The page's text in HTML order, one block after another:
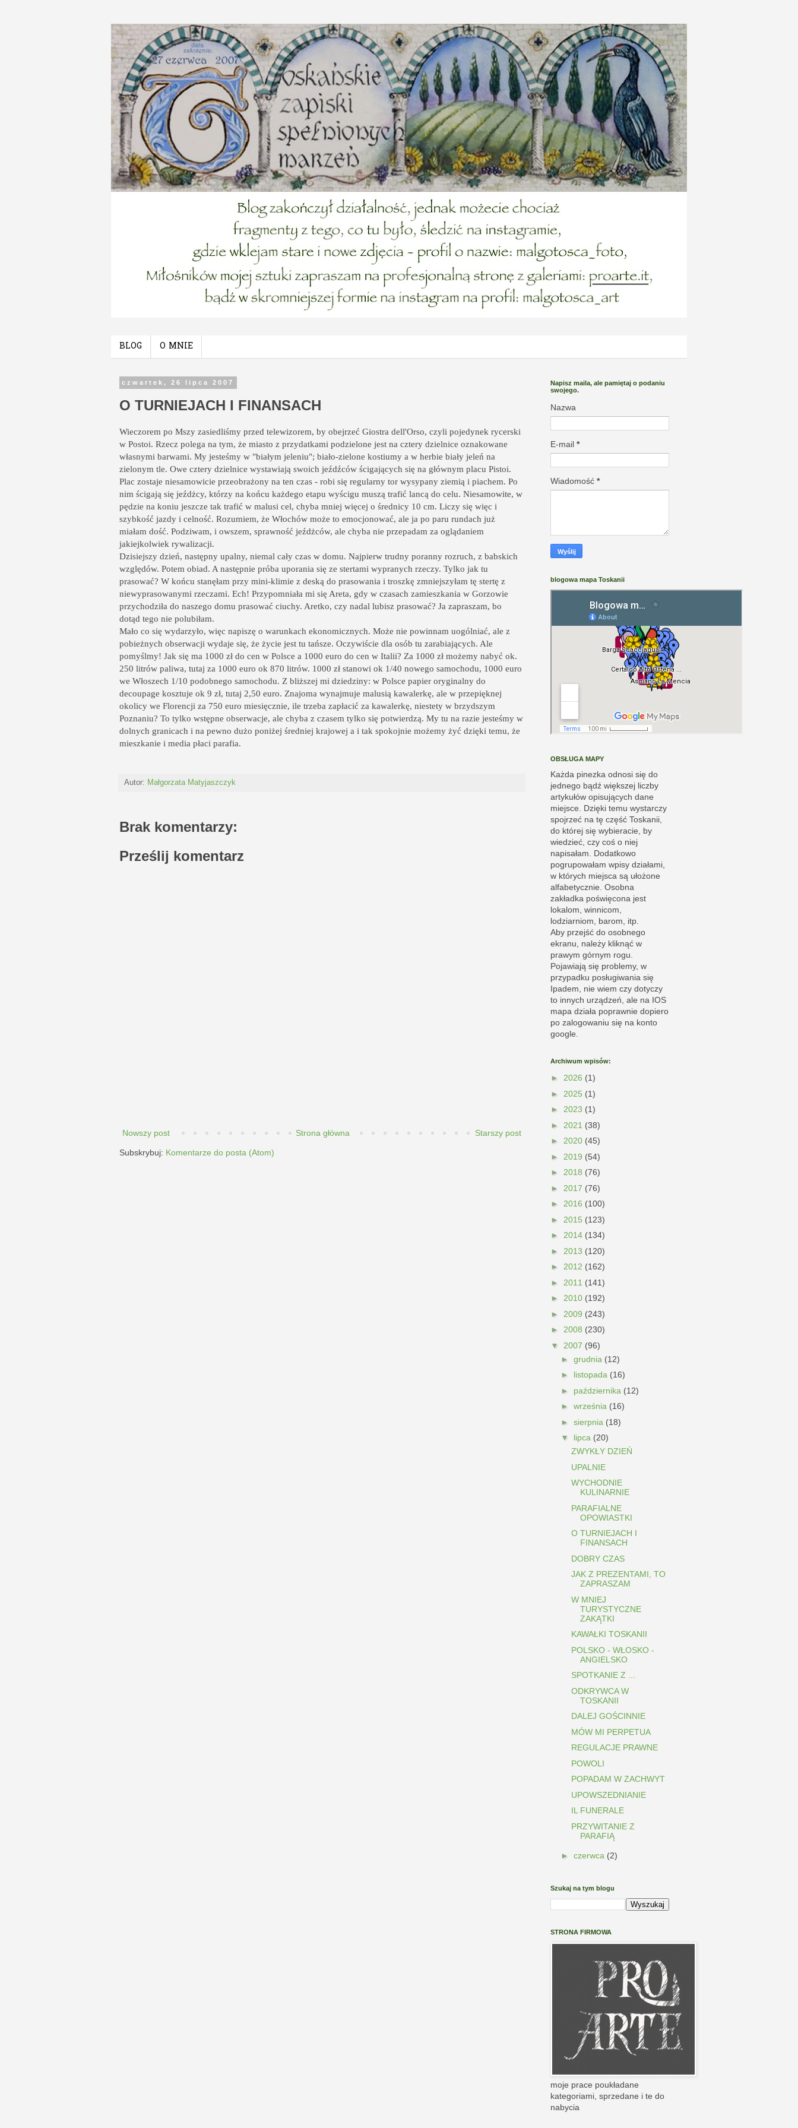
BLOG O MNIE
czwartek, 26 lipca 2007
O TURNIEJACH I FINANSACH
Wieczorem po Mszy zasiedliśmy przed telewizorem, by obejrzeć Giostra dell'Orso, czyli pojedynek rycerski
w Postoi. Rzecz polega na tym, że miasto z przydatkami podzielone jest na cztery dzielnice oznakowane
własnymi barwami. My jesteśmy w "białym jeleniu"; biało-zielone kostiumy a w herbie biały jeleń na
zielonym tle. Owe cztery dzielnice wystawiają swoich jeźdźców ścigających się na głównym placu Pistoi.
Plac zostaje niesamowicie przeobrażony na ten czas - robi się regularny tor wysypany ziemią i piachem. Po
nim ścigają się jeźdżcy, którzy na końcu każdego etapu wyścigu muszą trafić lancą do celu. Niesamowite, w
pędzie na koniu jeszcze tak trafić w malusi cel, chyba mniej więcej o średnicy 10 cm. Liczy się więc i
szybkość jazdy i celność. Rozumiem, że Włochów może to emocjonować, ale ja po paru rundach już
miałam dość. Podziwam, i owszem, sprawność jeźdżców, ale chyba nie przepadam za oglądaniem
jakiejkolwiek rywalizacji.
Dzisiejszy dzień, następny upalny, niemal cały czas w domu. Najpierw trudny poranny rozruch, z babskich
względów. Potem obiad. A następnie próba uporania się ze stertami wypranych rzeczy. Tylko jak tu
prasować? W końcu stanęłam przy mini-klimie z deską do prasowania i troszkę zmniejszyłam tę stertę z
niewyprasowanymi rzeczami. Ech! Przypomniała mi się Areta, gdy w czasach zamieszkania w Gorzowie
przychodziła do naszego domu prasować ciuchy. Aretko, czy nadal lubisz prasować? Ja zapraszam, bo
dotąd tego nie polubiłam.
Mało co się wydarzyło, więc napiszę o warunkach ekonomicznych. Może nie powinnam uogólniać, ale z
pobieżnych obserwacji wydaje się, że życie jest tu tańsze. Oczywiście dla osób tu zarabiających. Ale
pomyślmy! Jak się ma 1000 zł do cen w Polsce a 1000 euro do cen w Italii? Za 1000 zł możemy nabyć ok.
250 litrów paliwa, tutaj za 1000 euro ok 870 litrów. 1000 zł stanowi ok 1/40 nowego samochodu, 1000 euro
we Włoszech 1/10 podobnego samochodu. Z bliższej mi dziedziny: w Polsce papier oryginalny do
decoupage kosztuje ok 9 zł, tutaj 2,50 euro. Znajoma wynajmuje malusią kawalerkę, ale w przepięknej
okolicy we Florencji za 750 euro miesięcznie, ile trzeba zapłacić za kawalerkę, niestety w brzydszym
Poznaniu? To tylko wstępne obserwacje, ale chyba z czasem tylko się potwierdzą. My tu na razie jesteśmy w
dolnych granicach i na pewno dużo poniżej średniej krajowej a i tak spokojnie możemy żyć dzięki temu, że
mieszkanie i media płaci parafia.
Autor: Małgorzata Matyjaszczyk
Brak komentarzy:
Prześlij komentarz
Nowszy post Starszy post
Strona główna
Subskrybuj: Komentarze do posta (Atom)
Napisz maila, ale pamiętaj o podaniu
swojego.
Nazwa
E-mail *
Wiadomość *
blogowa mapa Toskanii
OBSŁUGA MAPY
Każda pinezka odnosi się do
jednego bądź większej liczby
artykułów opisujących dane
miejsce. Dzięki temu wystarczy
spojrzeć na tę część Toskanii,
do której się wybieracie, by
wiedzieć, czy coś o niej
napisałam. Dodatkowo
pogrupowałam wpisy działami,
w których miejsca są ułożone
alfabetycznie. Osobna
zakładka poświęcona jest
lokalom, winnicom,
lodziarniom, barom, itp.
Aby przejść do osobnego
ekranu, należy kliknąć w
prawym górnym rogu.
Pojawiają się problemy, w
przypadku posługiwania się
Ipadem, nie wiem czy dotyczy
to innych urządzeń, ale na IOS
mapa działa poprawnie dopiero
po zalogowaniu się na konto
google.
Archiwum wpisów:
► 2026 (1)
► 2025 (1)
► 2023 (1)
► 2021 (38)
► 2020 (45)
► 2019 (54)
► 2018 (76)
► 2017 (76)
► 2016 (100)
► 2015 (123)
► 2014 (134)
► 2013 (120)
► 2012 (162)
► 2011 (141)
► 2010 (192)
► 2009 (243)
► 2008 (230)
▼ 2007 (96)
► grudnia (12)
► listopada (16)
► października (12)
► września (16)
► sierpnia (18)
▼ lipca (20)
ZWYKŁY DZIEŃ
UPALNIE
WYCHODNIE
KULINARNIE
PARAFIALNE
OPOWIASTKI
O TURNIEJACH I
FINANSACH
DOBRY CZAS
JAK Z PREZENTAMI, TO
ZAPRASZAM
W MNIEJ
TURYSTYCZNE
ZAKĄTKI
KAWAŁKI TOSKANII
POLSKO - WŁOSKO -
ANGIELSKO
SPOTKANIE Z ...
ODKRYWCA W
TOSKANII
DALEJ GOŚCINNIE
MÓW MI PERPETUA
REGULACJE PRAWNE
POWOLI
POPADAM W ZACHWYT
UPOWSZEDNIANIE
IL FUNERALE
PRZYWITANIE Z
PARAFIĄ
► czerwca (2)
Szukaj na tym blogu
STRONA FIRMOWA
moje prace poukładane
kategoriami, sprzedane i te do
nabycia